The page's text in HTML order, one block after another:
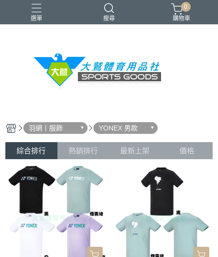
選單 搜尋
VICTOR YONEX 羽球拍 羽球鞋 零碼出清
0
購物車
羽網丨服飾 YONEX 男款
綜合排行 熱銷排行 最新上架 價格